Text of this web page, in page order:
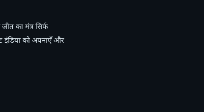
का मंत्र सिर्फ
इंडिया को अपनाएँ और